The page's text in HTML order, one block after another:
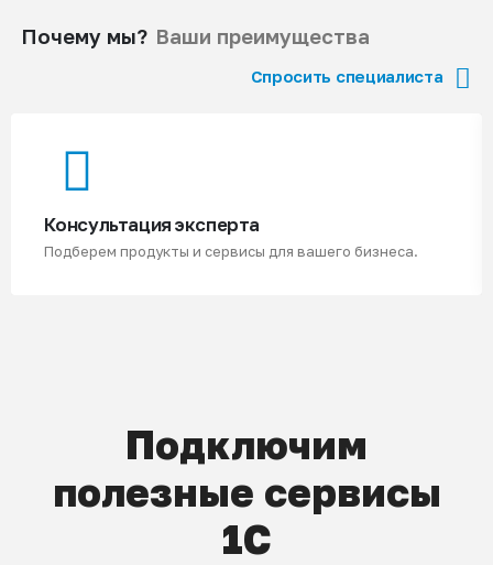
Почему мы? Ваши преимущества
Спросить специалиста
Консультация эксперта
Подберем продукты и сервисы для вашего бизнеса.
Подключим
полезные сервисы
1С